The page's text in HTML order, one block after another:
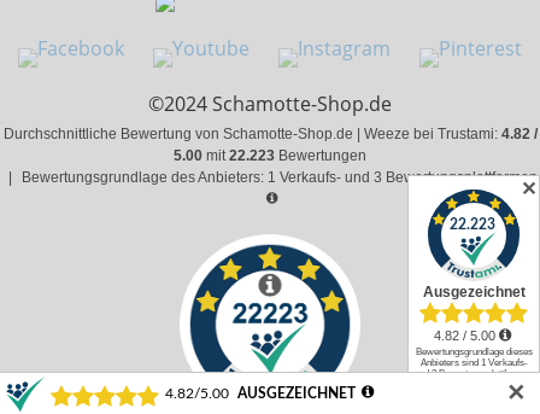
©2024 Schamotte-Shop.de
Durchschnittliche Bewertung von Schamotte-Shop.de | Weeze bei Trustami: 4.82 /
5.00 mit22.223 Bewertungen
Bewertungsgrundlage des Anbieters: 1 Verkaufs- und 3 Bewertungsplattformen
✕
✕